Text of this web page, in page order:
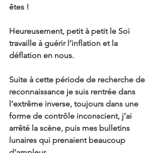
êtes !
Heureusement, petit à petit le Soi
travaille à guérir l’inflation et la
déflation en nous.
Suite à cette période de recherche de
reconnaissance je suis rentrée dans
l’extrême inverse, toujours dans une
forme de contrôle inconscient, j’ai
arrêté la scène, puis mes bulletins
lunaires qui prenaient beaucoup